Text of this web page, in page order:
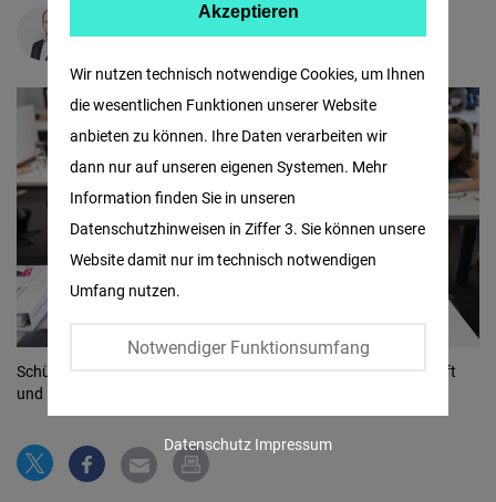
Justus Lenz
Schülerinnen und Schüler schreiben Prüfung im Fach "Wirtschaft
und Recht".
Wir nutzen technisch notwendige Cookies, um Ihnen
die wesentlichen Funktionen unserer Website
anbieten zu können. Ihre Daten verarbeiten wir
dann nur auf unseren eigenen Systemen. Mehr
Information finden Sie in unseren
Datenschutzhinweisen in Ziffer 3. Sie können unsere
Website damit nur im technisch notwendigen
Umfang nutzen.
Notwendiger Funktionsumfang
Facebook
Embed
Twitter
Embed
Instagram
Google
Akzeptieren
Datenschutz Impressum